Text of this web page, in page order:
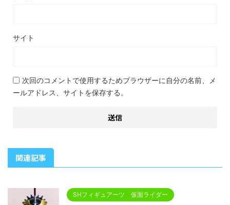
サイト
次回のコメントで使用するためブラウザーに自分の名前、メ
ールアドレス、サイトを保存する。
関連記事
SHフィギュアーツ 仮面ライダー